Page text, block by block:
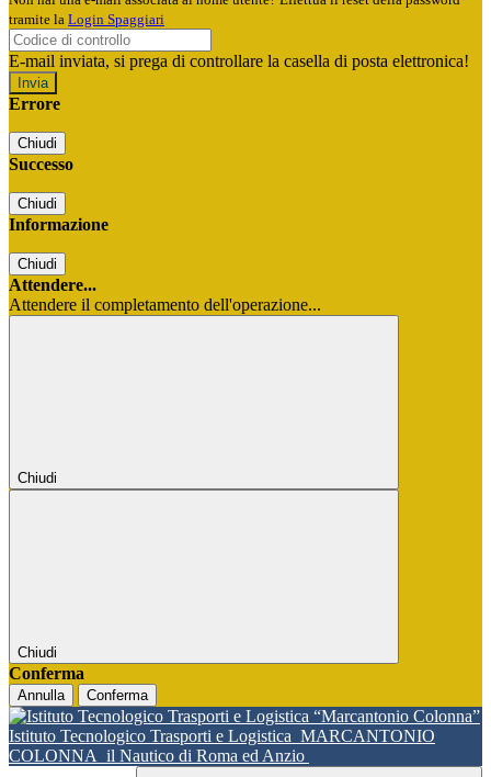
tramite la Login Spaggiari
E-mail inviata, si prega di controllare la casella di posta elettronica!
Errore
Chiudi
Successo
Chiudi
Informazione
Chiudi
Attendere...
Attendere il completamento dell'operazione...
Chiudi
Chiudi
Conferma
Annulla Conferma
Istituto Tecnologico Trasporti e Logistica MARCANTONIO
COLONNA il Nautico di Roma ed Anzio